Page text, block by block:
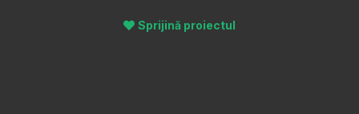
Sprijină proiectul